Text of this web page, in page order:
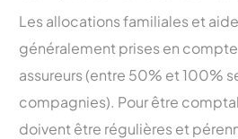
Les allocations familiales et
généralement prises en
assureurs (entre 50% et 100%
compagnies). Pour être
doivent être régulières et